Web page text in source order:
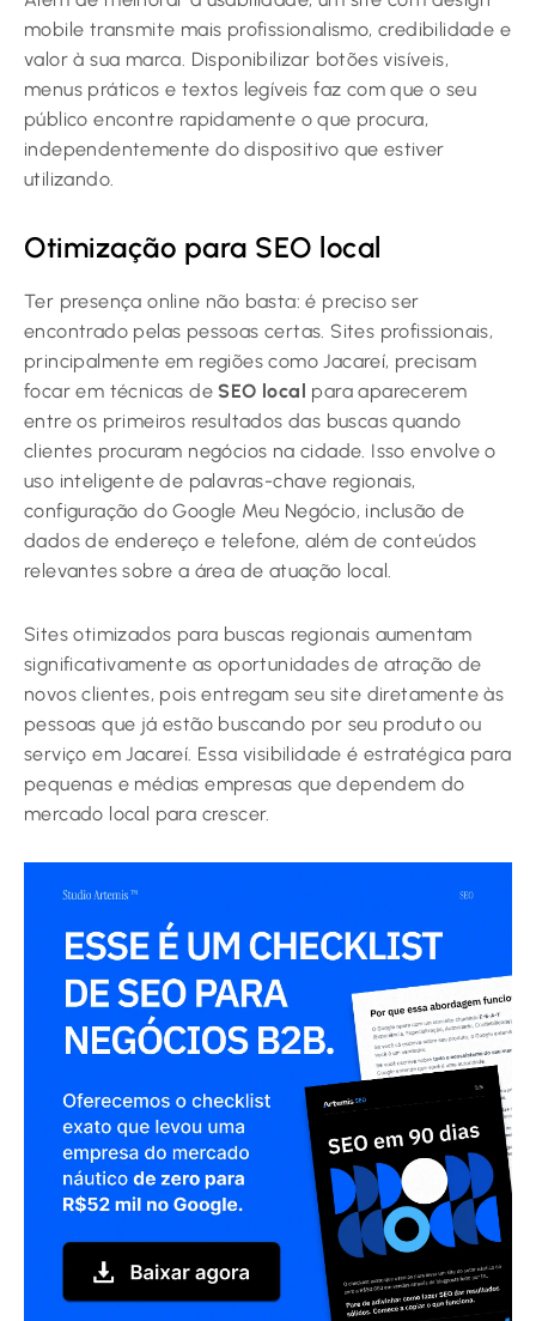
mobile transmite mais profissionalismo, credibilidade e
valor à sua marca. Disponibilizar botões visíveis,
menus práticos e textos legíveis faz com que o seu
público encontre rapidamente o que procura,
independentemente do dispositivo que estiver
utilizando.
Otimização para SEO local
Ter presença online não basta: é preciso ser
encontrado pelas pessoas certas. Sites profissionais,
principalmente em regiões como Jacareí, precisam
focar em técnicas de SEO local para aparecerem
entre os primeiros resultados das buscas quando
clientes procuram negócios na cidade. Isso envolve o
uso inteligente de palavras-chave regionais,
configuração do Google Meu Negócio, inclusão de
dados de endereço e telefone, além de conteúdos
relevantes sobre a área de atuação local.
Sites otimizados para buscas regionais aumentam
significativamente as oportunidades de atração de
novos clientes, pois entregam seu site diretamente às
pessoas que já estão buscando por seu produto ou
serviço em Jacareí. Essa visibilidade é estratégica para
pequenas e médias empresas que dependem do
mercado local para crescer.